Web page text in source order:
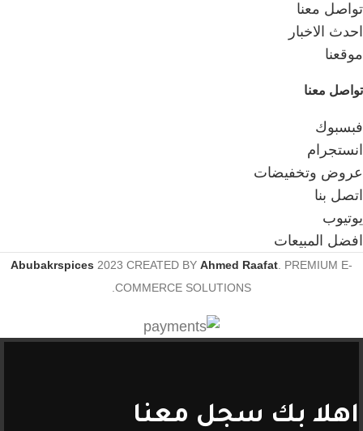
تواصل معنا
احدث الاخبار
موقعنا
تواصل معنا
فبسبوك
انستجرام
عروض وتخفيضات
اتصل بنا
يوتيوب
افضل المبيعات
Abubakrspices 2023 CREATED BY Ahmed Raafat . PREMIUM E-
COMMERCE SOLUTIONS.
اهلا بك سجل معنا